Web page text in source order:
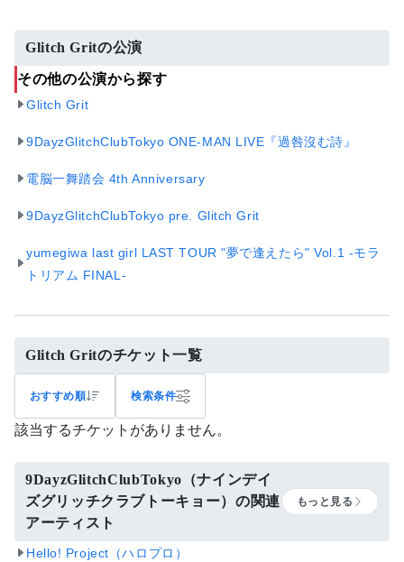
Glitch Gritの公演
その他の公演から探す
Glitch Grit
9DayzGlitchClubTokyo ONE-MAN LIVE『過咎沒む詩』
電脳一舞踏会 4th Anniversary
9DayzGlitchClubTokyo pre. Glitch Grit
yumegiwa last girl LAST TOUR "夢で逢えたら" Vol.1 -モラ
トリアム FINAL-
Glitch Gritのチケット一覧
おすすめ順 検索条件
該当するチケットがありません。
9DayzGlitchClubTokyo（ナインデイ
ズグリッチクラブトーキョー）の関連
アーティスト
もっと見る
Hello! Project（ハロプロ）